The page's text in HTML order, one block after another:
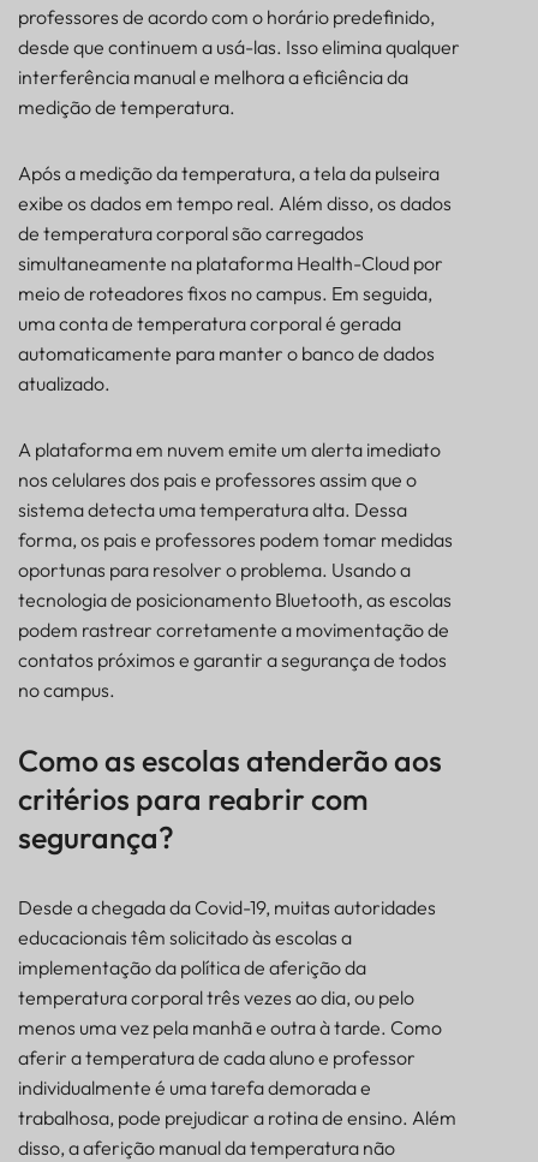
professores de acordo com o horário predefinido,
desde que continuem a usá-las. Isso elimina qualquer
interferência manual e melhora a eficiência da
medição de temperatura.
Após a medição da temperatura, a tela da pulseira
exibe os dados em tempo real. Além disso, os dados
de temperatura corporal são carregados
simultaneamente na plataforma Health-Cloud por
meio de roteadores fixos no campus. Em seguida,
uma conta de temperatura corporal é gerada
automaticamente para manter o banco de dados
atualizado.
A plataforma em nuvem emite um alerta imediato
nos celulares dos pais e professores assim que o
sistema detecta uma temperatura alta. Dessa
forma, os pais e professores podem tomar medidas
oportunas para resolver o problema. Usando a
tecnologia de posicionamento Bluetooth, as escolas
podem rastrear corretamente a movimentação de
contatos próximos e garantir a segurança de todos
no campus.
Como as escolas atenderão aos
critérios para reabrir com
segurança?
Desde a chegada da Covid-19, muitas autoridades
educacionais têm solicitado às escolas a
implementação da política de aferição da
temperatura corporal três vezes ao dia, ou pelo
menos uma vez pela manhã e outra à tarde. Como
aferir a temperatura de cada aluno e professor
individualmente é uma tarefa demorada e
trabalhosa, pode prejudicar a rotina de ensino. Além
disso, a aferição manual da temperatura não